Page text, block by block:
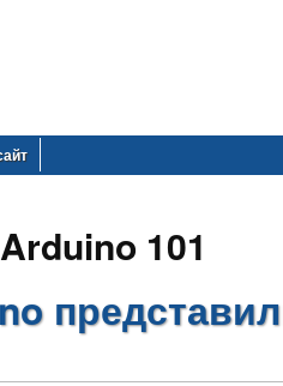
101